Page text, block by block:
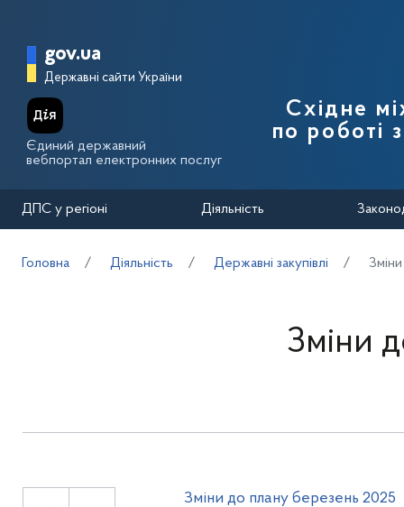
Головна сторінка Державної
gov.ua
Державні сайти України
Єдиний державний
вебпортал електронних послуг
Східне
по роботі
ДПС у регіоні Діяльність
Головна Діяльність Державні закупівлі
Зміни
Зміни до плану березень 2025